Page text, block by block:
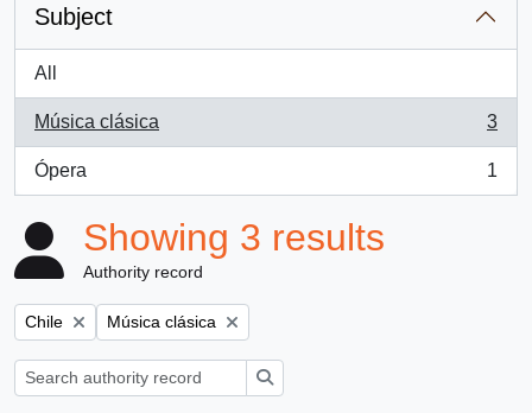
Subject
All
Música clásica
, 3 results
3
Ópera
, 1 results
1
Showing 3 results
Authority record
Remove filter:
Chile Remove filter:
Música clásica